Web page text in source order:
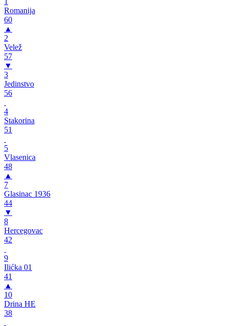
Romanija
60
▲
2
Velež
57
▼
3
Jedinstvo
56
4
Stakorina
51
5
Vlasenica
48
▲
7
Glasinac 1936
44
▼
8
Hercegovac
42
9
Ilićka 01
41
▲
10
Drina HE
38